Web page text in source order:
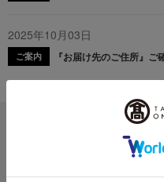
2025年10月03日
ご案内 『お届け先のご住所』ご
メ